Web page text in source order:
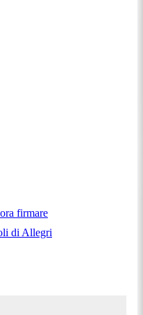
firmare
di Allegri